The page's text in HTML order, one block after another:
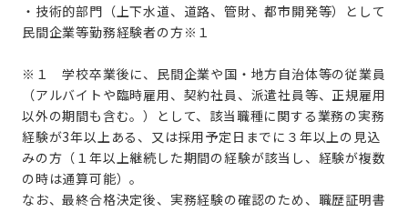
・技術的部門（上下水道、道路、管財、都市開発等）として
民間企業等勤務経験者の方※１
※１学校卒業後に、民間企業や国・地方自治体等の従業員
（アルバイトや臨時雇用、契約社員、派遣社員等、正規雇用
以外の期間も含む。）として、該当職種に関する業務の実務
経験が3年以上ある、又は採用予定日までに３年以上の見込
みの方（１年以上継続した期間の経験が該当し、経験が複数
の時は通算可能）。
なお、最終合格決定後、実務経験の確認のため、職歴証明書